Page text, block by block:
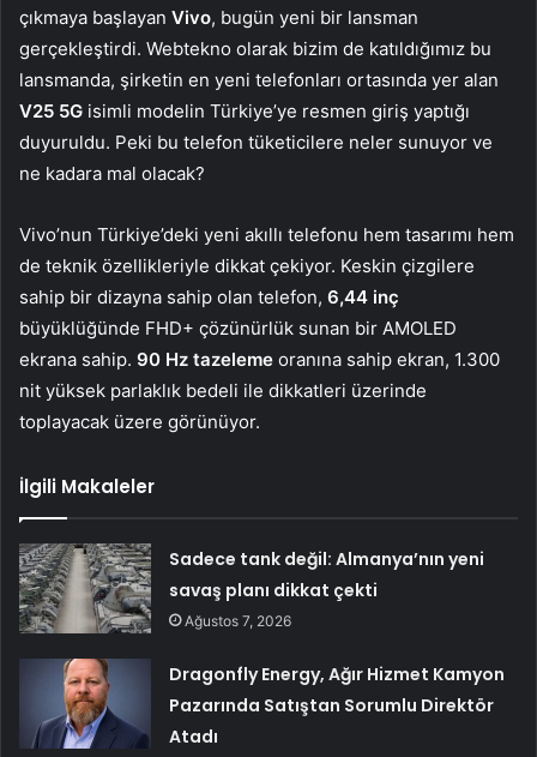
çıkmaya başlayan Vivo, bugün yeni bir lansman
gerçekleştirdi. Webtekno olarak bizim de katıldığımız bu
lansmanda, şirketin en yeni telefonları ortasında yer alan
V25 5G isimli modelin Türkiye’ye resmen giriş yaptığı
duyuruldu. Peki bu telefon tüketicilere neler sunuyor ve
ne kadara mal olacak?
Vivo’nun Türkiye’deki yeni akıllı telefonu hem tasarımı hem
de teknik özellikleriyle dikkat çekiyor. Keskin çizgilere
sahip bir dizayna sahip olan telefon, 6,44 inç
büyüklüğünde FHD+ çözünürlük sunan bir AMOLED
ekrana sahip. 90 Hz tazeleme oranına sahip ekran, 1.300
nit yüksek parlaklık bedeli ile dikkatleri üzerinde
toplayacak üzere görünüyor.
İlgili Makaleler
Sadece tank değil: Almanya’nın yeni
savaş planı dikkat çekti
Ağustos 7, 2026
Dragonfly Energy, Ağır Hizmet Kamyon
Pazarında Satıştan Sorumlu Direktör
Atadı